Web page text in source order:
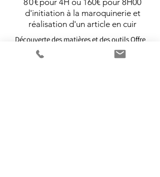
80€pour 4H ou 160€ pour 8H00
d'initiation à la maroquinerie et
réalisation d'un article en cuir
Découverte des matières et des outilsOffre
valable du 01/12/2025 au 31/12/2026